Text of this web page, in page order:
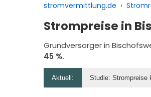
stromvermittlung.de ›
Strompreise in
Grundversorger in
45 %.
Aktuell: Studie: Strompreise